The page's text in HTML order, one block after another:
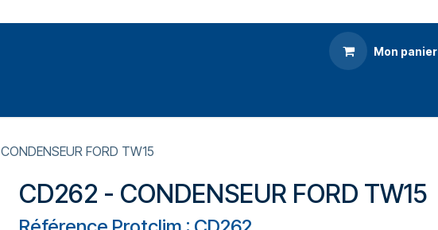
Mon panier
CONDENSEUR FORD TW15
CD262 - CONDENSEUR FORD TW15